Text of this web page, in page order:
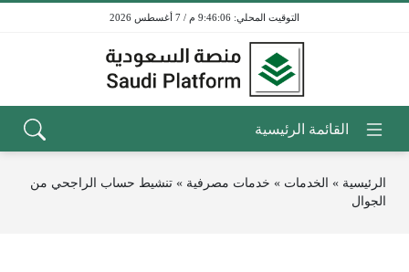
9:46:06 م / 7 أغسطس 2026
الرئيسية » الخدمات » خدمات مصرفية » تنشيط حساب الراجحي من
الجوال